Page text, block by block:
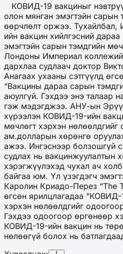
КОВИД-19 вакциныг
олон мянган эмэгтэйн сарын
өөрчлөлт оржээ.
ийн вакцин хийлгэсний
эмэгтэйн сарын тэмдгийн
Лондоны Империал
дархлаа судлаач доктор
Анагаах ухааны сэтгүүлд
“Вакцины дараа сарын
аюулгүй. Гэхдээ энэ талаар
гэж мэдэгджээ. АНУ-ын
хүрээлэн КОВИД-19-ийн
мөчлөгт хэрхэн нөлөөлдгийг
ам.долларын хөрөнгө
ажээ. Ингэснээр болзошгүй
судлах нь вакцинжуулалтын
хэрэгжүүлэхэд чухал ач
байгаа юм. Үл үзэгдэгч
Каролин Криадо-Перез “The
өгсөн ярилцлагадаа "КОВИД-
хэрхэн нөлөөлдгийг
Гэхдээ одоогоор өргөнөөр
КОВИД-19-ийн вакцин нь
нөлөөгүй болох нь